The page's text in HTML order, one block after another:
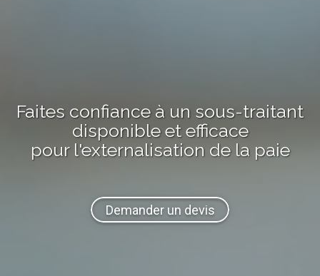
Faites confiance à un sous-traitant
disponible et efficace
pour l'externalisation de la paie
Demander un devis